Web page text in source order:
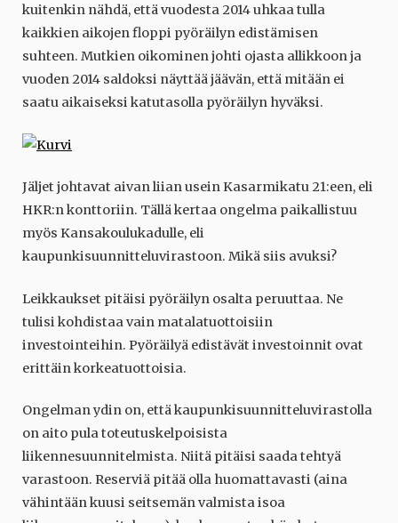
kuitenkin nähdä, että vuodesta 2014 uhkaa tulla
kaikkien aikojen floppi pyöräilyn edistämisen
suhteen. Mutkien oikominen johti ojasta allikkoon ja
vuoden 2014 saldoksi näyttää jäävän, että mitään ei
saatu aikaiseksi katutasolla pyöräilyn hyväksi.
Jäljet johtavat aivan liian usein Kasarmikatu 21:een, eli
HKR:n konttoriin. Tällä kertaa ongelma paikallistuu
myös Kansakoulukadulle, eli
kaupunkisuunnitteluvirastoon. Mikä siis avuksi?
Leikkaukset pitäisi pyöräilyn osalta peruuttaa. Ne
tulisi kohdistaa vain matalatuottoisiin
investointeihin. Pyöräilyä edistävät investoinnit ovat
erittäin korkeatuottoisia.
Ongelman ydin on, että kaupunkisuunnitteluvirastolla
on aito pula toteutuskelpoisista
liikennesuunnitelmista. Niitä pitäisi saada tehtyä
varastoon. Reserviä pitää olla huomattavasti (aina
vähintään kuusi seitsemän valmista isoa